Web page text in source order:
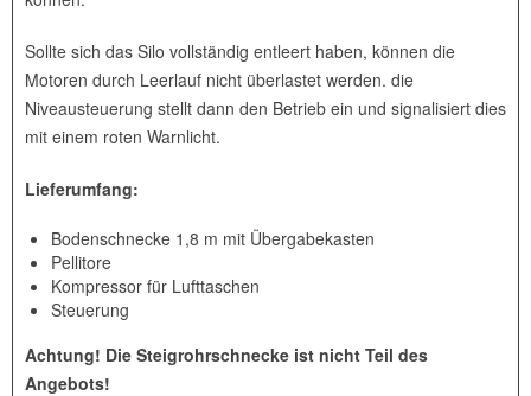
Sollte sich das Silo vollständig entleert haben, können die
Motoren durch Leerlauf nicht überlastet werden. die
Niveausteuerung stellt dann den Betrieb ein und signalisiert dies
mit einem roten Warnlicht.
Lieferumfang:
Bodenschnecke 1,8 m mit Übergabekasten
Pellitore
Kompressor für Lufttaschen
Steuerung
Achtung! Die Steigrohrschnecke ist nicht Teil des
Angebots!